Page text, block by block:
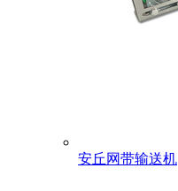
安丘网带输送机